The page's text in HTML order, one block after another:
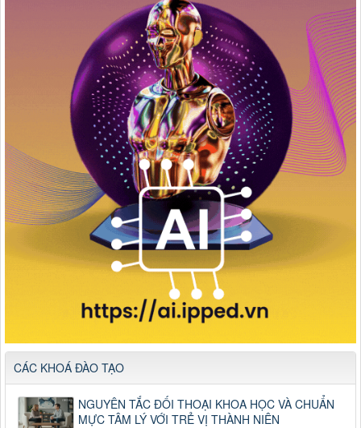
CÁC KHOÁ ĐÀO TẠO
NGUYÊN TẮC ĐỐI THOẠI KHOA HỌC VÀ CHUẨN
MỰC TÂM LÝ VỚI TRẺ VỊ THÀNH NIÊN